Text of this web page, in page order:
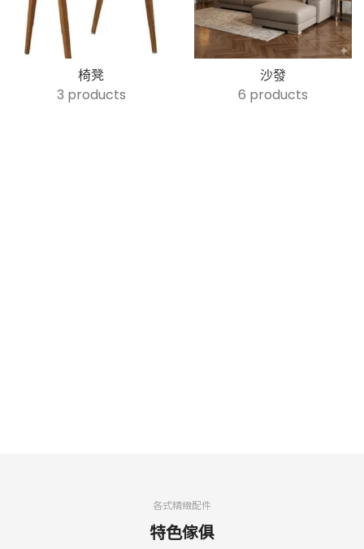
椅凳
3 products
沙發
6 products
各式精緻配件
特色傢俱